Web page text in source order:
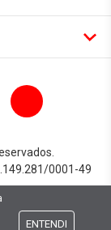
0001-49
ENTENDI